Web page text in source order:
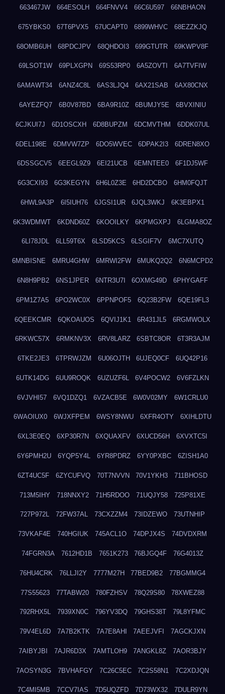
663467JW 664ESOLH 664FNVV4 66C6U597 66NBHAON
675YBKS0 67T6PVX5 67UCAPT0 6899WHVC 68EZZKJQ
68OMB6UH 68PDCJPV 68QHDOI3 699GTUTR 69KWPV8F
69LSOT1W 69PLXGPN 69S53RP0 6A5ZOVTI 6A7TVFIW
6AMAWT34 6ANZ4C8L 6AS3LJQ4 6AX21SAB 6AX80CNX
6AYEZFQ7 6B0V87BD 6BA9R10Z 6BUMJY5E 6BVXINIU
6CJKUI7J 6D1OSCXH 6D8BUPZM 6DCMVTHM 6DDK07UL
6DEL198E 6DMVW7ZP 6DO5WVEC 6DPAK2I3 6DREN8XO
6DSSGCV5 6EEGL9Z9 6EI21UCB 6EMNTEE0 6F1DJ5WF
6G3CXI93 6G3KEGYN 6H6L0Z3E 6HD2DCBO 6HM0FQJT
6HWL9A3P 6I5IUH76 6JGSI1UR 6JQL3WKJ 6K3EBPX1
6K3WDMWT 6KDND60Z 6KOOILKY 6KPMGXPJ 6LGMA8OZ
6LI78JDL 6LL59T6X 6LSD5KCS 6LSGIF7V 6MC7XUTQ
6MNBISNE 6MRU4GHW 6MRWI2FW 6MUKQ2Q2 6N6MCPD2
6N8H9PB2 6NS1JPER 6NTR3U7I 6OXMG49D 6PHYGAFF
6PM1Z7A5 6PO2WC0X 6PPNPOF5 6Q23B2FW 6QE19FL3
6QEEKCMR 6QKOAUOS 6QVIJ1K1 6R431JL5 6RGMWOLX
6RKWC57X 6RMKNV3X 6RV8LARZ 6SBTC8OR 6T3R3AJM
6TKE2JE3 6TPRWJZM 6U06OJTH 6UJEQ0CF 6UQ42P16
6UTK14DG 6UU9ROQK 6UZUZF6L 6V4POCW2 6V6FZLKN
6VJVHI57 6VQ1DZQ1 6VZACB5E 6W0V02MY 6W1CRLU0
6WAOIUX0 6WJXFPEM 6WSY8NWU 6XFR4OTY 6XIHLDTU
6XL3E0EQ 6XP30R7N 6XQUAXFV 6XUCD56H 6XVXTC5I
6Y6PMH2U 6YQP5Y4L 6YR8PDRZ 6YY0PXBC 6ZISH1A0
6ZT4UC5F 6ZYCUFVQ 70T7NVVN 70V1YKH3 711BHOSD
713M5IHY 718NNXY2 71H5RDOO 71UQJY58 725P81XE
727P972L 72FW37AL 73CXZZM4 73IDZEWO 73UTNHIP
73VKAF4E 740HGIUK 745ACL1O 74DPJX4S 74DVDXRM
74FGRN3A 7612HD1B 7651K273 76BJGQ4F 76G4013Z
76HU4CRK 76LLJI2Y 7777M27H 77BED9B2 77BGMMG4
77S55623 77TABW20 780FZHSV 78Q29S80 78XWEZ88
792RHX5L 7939XN0C 796YV3DQ 79GHS38T 79L8YFMC
79V4EL6D 7A7B2KTK 7A7E8AHI 7AEEJVFI 7AGCKJXN
7AIBYJBI 7AJR6D3X 7AMTLOH9 7ANGKL8Z 7AOR3BJY
7AOSYN3G 7BVHAFGY 7C26C5EC 7C2S58N1 7C2XDJQN
7C4MI5MB 7CCV7IAS 7D5UQZFD 7D73WX32 7DULR9YN